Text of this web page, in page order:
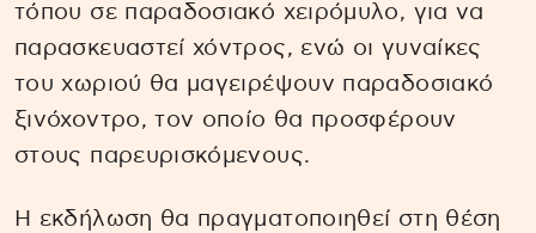
τόπου σε παραδοσιακό χειρόμυλο, για να
παρασκευαστεί χόντρος, ενώ οι γυναίκες
του χωριού θα μαγειρέψουν παραδοσιακό
ξινόχοντρο, τον οποίο θα προσφέρουν
στους παρευρισκόμενους.
Η εκδήλωση θα πραγματοποιηθεί στη θέση